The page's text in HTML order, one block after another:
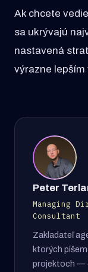
Ak chcete
sa ukrývajú
nastavená
výrazne lepším
Peter
Managing
Consultant
Zakladateľ
ktorých
projektoch —